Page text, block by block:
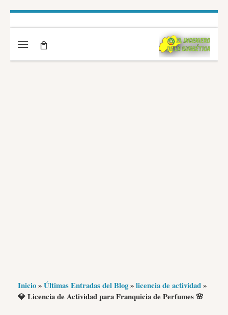
Saltar al contenido
Menú
Inicio»Últimas Entradas del Blog»licencia de actividad»
💎 Licencia de Actividad para Franquicia de Perfumes 🌸